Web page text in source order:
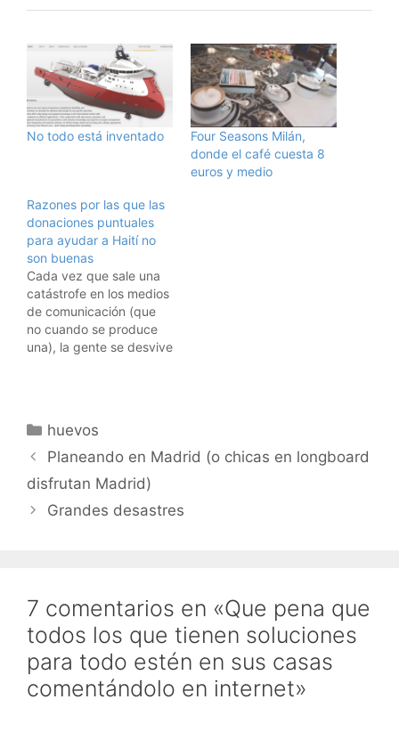
No todo está inventado
Four Seasons Milán,
donde el café cuesta 8
euros y medio
Razones por las que las
donaciones puntuales
para ayudar a Haití no
son buenas
Cada vez que sale una
catástrofe en los medios
de comunicación (que
no cuando se produce
una), la gente se desvive
sentido ?Porque las
ONGs no pueden
Categorías
huevos
Planeando en Madrid (o chicas en longboard
disfrutan Madrid)
Grandes desastres
7 comentarios en «Que pena que
todos los que tienen soluciones
para todo estén en sus casas
comentándolo en internet»